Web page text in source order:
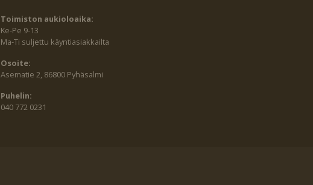
Toimiston aukioloaika:
Ke-Pe 9-13
Ma-Ti suljettu käyntiasiakkailta
Osoite:
Asematie 2, 86800 Pyhäsalmi
Puhelin:
040 772 0231